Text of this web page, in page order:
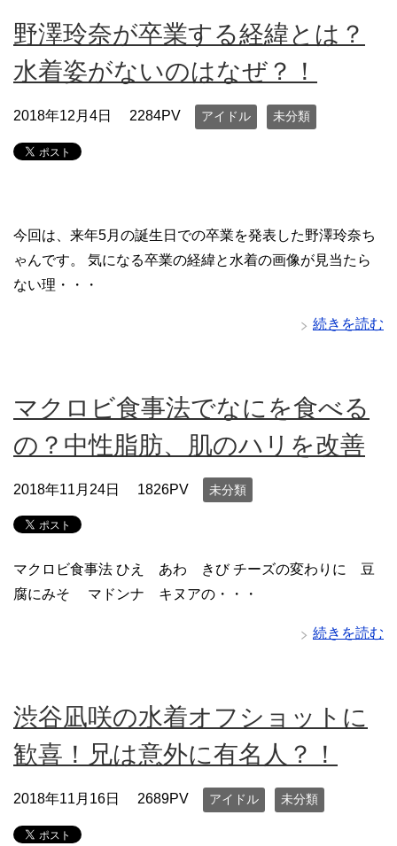
野澤玲奈が卒業する経緯とは？
水着姿がないのはなぜ？！
2018年12月4日 2284PV アイドル 未分類
今回は、来年5月の誕生日での卒業を発表した野澤玲奈ち
ゃんです。 気になる卒業の経緯と水着の画像が見当たら
ない理・・・
続きを読む
マクロビ食事法でなにを食べる
の？中性脂肪、肌のハリを改善
2018年11月24日 1826PV 未分類
マクロビ食事法 ひえ あわ きび チーズの変わりに 豆
腐にみそ マドンナ キヌアの・・・
続きを読む
渋谷凪咲の水着オフショットに
歓喜！兄は意外に有名人？！
2018年11月16日 2689PV アイドル 未分類